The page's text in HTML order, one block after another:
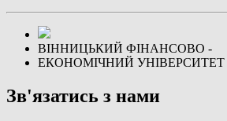
ВІННИЦЬКИЙ ФІНАНСОВО -
ЕКОНОМІЧНИЙ УНІВЕРСИТЕТ
Зв'язатись з нами